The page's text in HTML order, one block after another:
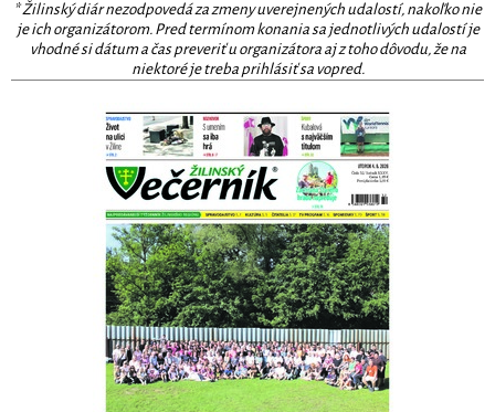
* Žilinský diár nezodpovedá za zmeny uverejnených udalostí, nakoľko nie
je ich organizátorom. Pred termínom konania sa jednotlivých udalostí je
vhodné si dátum a čas preveriť u organizátora aj z toho dôvodu, že na
niektoré je treba prihlásiť sa vopred.